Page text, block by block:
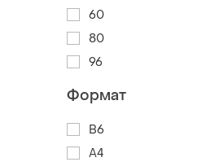
60
80
96
Формат
B6
А4